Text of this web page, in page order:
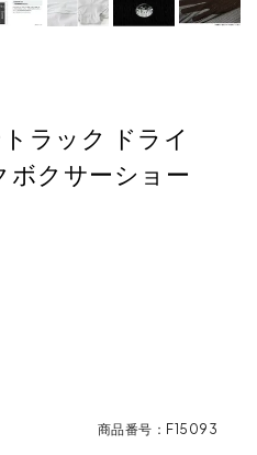
ラック ドライ
ボクサーショー
商品番号 F15093